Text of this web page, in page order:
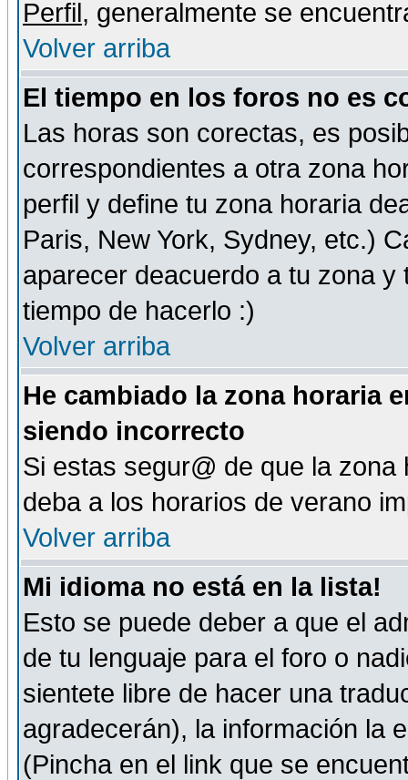
Perfil, generalmente se
Volver arriba
El tiempo en los foros no es
Las horas son corectas, es
correspondientes a otra zona
perfil y define tu zona horaria
Paris, New York, Sydney, etc.)
aparecer deacuerdo a tu zona
tiempo de hacerlo :)
Volver arriba
He cambiado la zona horaria
siendo incorrecto
Si estas segur@ de que la
deba a los horarios de verano
Volver arriba
Mi idioma no está en la lista!
Esto se puede deber a que el
de tu lenguaje para el foro o
sientete libre de hacer una
agradecerán), la información la
(Pincha en el link que se